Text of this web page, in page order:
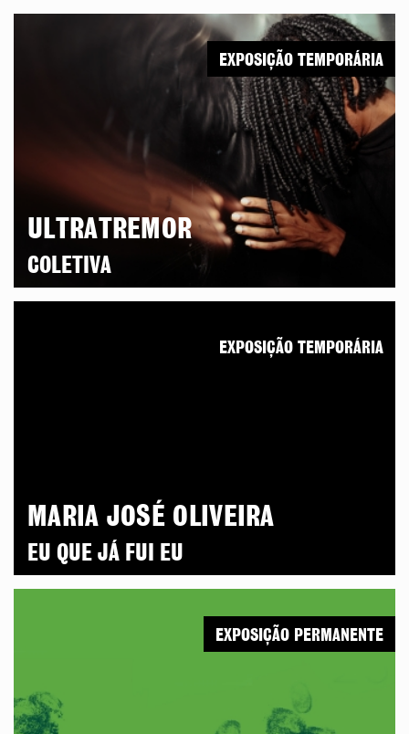
ULTRATREMOR
COLETIVA
EXPOSIÇÃO TEMPORÁRIA
MARIA JOSÉ OLIVEIRA
EU QUE JÁ FUI EU
EXPOSIÇÃO TEMPORÁRIA
EXPOSIÇÃO PERMANENTE